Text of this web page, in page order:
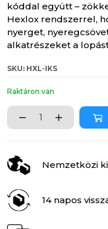
kóddal együtt –
Hexlox rendszerrel,
nyerget,
alkatrészeket a
SKU: HXL-IKS
Raktáron van
Nemzetközi
14 napos